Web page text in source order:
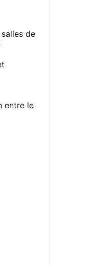
de
entre le